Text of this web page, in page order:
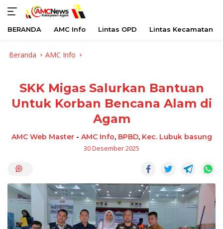
BERANDA AMC Info Lintas OPD Lintas Kecamatan
Beranda AMC Info
SKK Migas Salurkan Bantuan
Untuk Korban Bencana Alam di
Agam
AMC Web Master- AMC Info, BPBD, Kec. Lubuk basung
30 Desember 2025